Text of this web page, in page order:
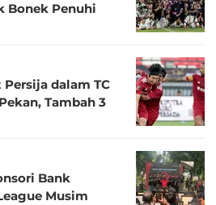
Bonek Penuhi
dalam TC
Tambah 3
Bank
Musim